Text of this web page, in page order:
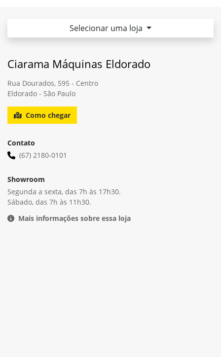
Selecionar uma loja
Ciarama Máquinas Eldorado
Rua Dourados, 595 - Centro
Eldorado - São Paulo
Como chegar
Contato
(67) 2180-0101
Showroom
Segunda a sexta, das 7h às 17h30.
Sábado, das 7h às 11h30.
Mais informações sobre essa loja